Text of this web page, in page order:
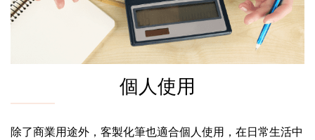
個人使用
除了商業用途外，客製化筆也適合個人使用，在日常生活中